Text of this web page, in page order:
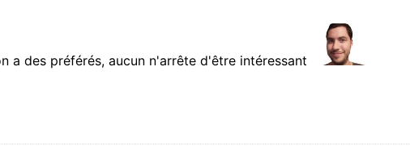
a des préférés, aucun n'arrête d'être intéressant